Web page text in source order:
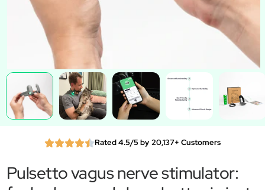
Rated 4.5/5 by 20,137+ Customers
Pulsetto vagus nerve stimulator: